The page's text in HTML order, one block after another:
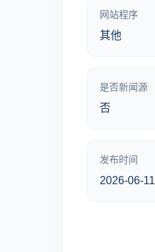
网站程序
其他
是否新闻源
否
发布时间
2026-06-11